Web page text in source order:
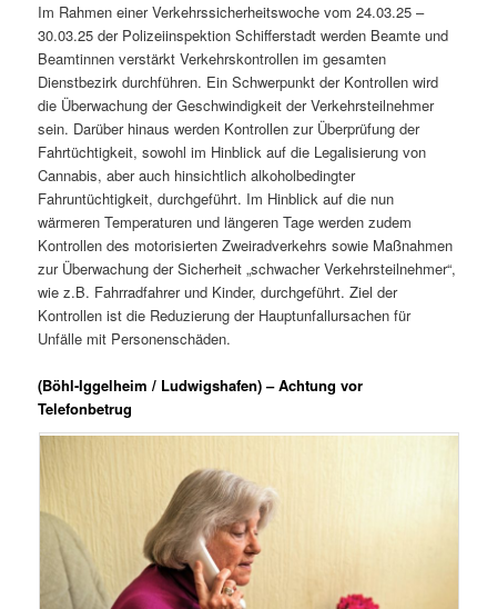
Im Rahmen einer Verkehrssicherheitswoche vom 24.03.25 –
30.03.25 der Polizeiinspektion Schifferstadt werden Beamte und
Beamtinnen verstärkt Verkehrskontrollen im gesamten
Dienstbezirk durchführen. Ein Schwerpunkt der Kontrollen wird
die Überwachung der Geschwindigkeit der Verkehrsteilnehmer
sein. Darüber hinaus werden Kontrollen zur Überprüfung der
Fahrtüchtigkeit, sowohl im Hinblick auf die Legalisierung von
Cannabis, aber auch hinsichtlich alkoholbedingter
Fahruntüchtigkeit, durchgeführt. Im Hinblick auf die nun
wärmeren Temperaturen und längeren Tage werden zudem
Kontrollen des motorisierten Zweiradverkehrs sowie Maßnahmen
zur Überwachung der Sicherheit „schwacher Verkehrsteilnehmer“,
wie z.B. Fahrradfahrer und Kinder, durchgeführt. Ziel der
Kontrollen ist die Reduzierung der Hauptunfallursachen für
Unfälle mit Personenschäden.
(Böhl-Iggelheim / Ludwigshafen) – Achtung vor
Telefonbetrug